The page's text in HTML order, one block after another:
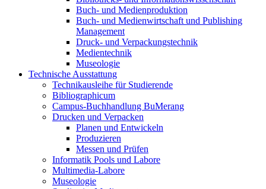
Buch- und Medienproduktion
Buch- und Medienwirtschaft und Publishing
Management
Druck- und Verpackungstechnik
Medientechnik
Museologie
Technische Ausstattung
Technikausleihe für Studierende
Bibliographicum
Campus-Buchhandlung BuMerang
Drucken und Verpacken
Planen und Entwickeln
Produzieren
Messen und Prüfen
Informatik Pools und Labore
Multimedia-Labore
Museologie